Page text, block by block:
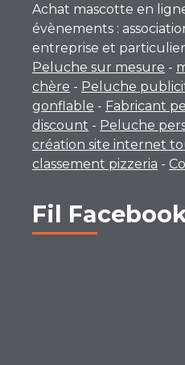
Achat mascotte en
évènements :
entreprise et
Peluche sur mesure -
chère - Peluche
gonflable - Fabricant
discount - Peluche
création site internet
classement pizzeria -
Fil